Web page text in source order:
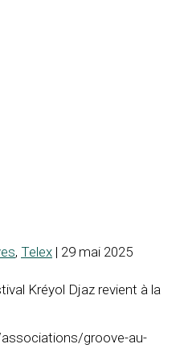
, Telex | 29 mai 2025
Kréyol Djaz revient à la
groove-au-